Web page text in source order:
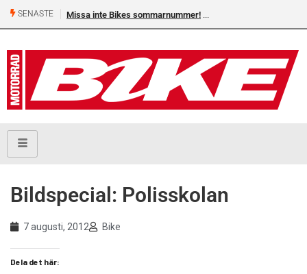
SENASTE Missa inte Bikes sommarnummer!
Bildspecial: Polisskolan
7 augusti, 2012 Bike
Dela det här: